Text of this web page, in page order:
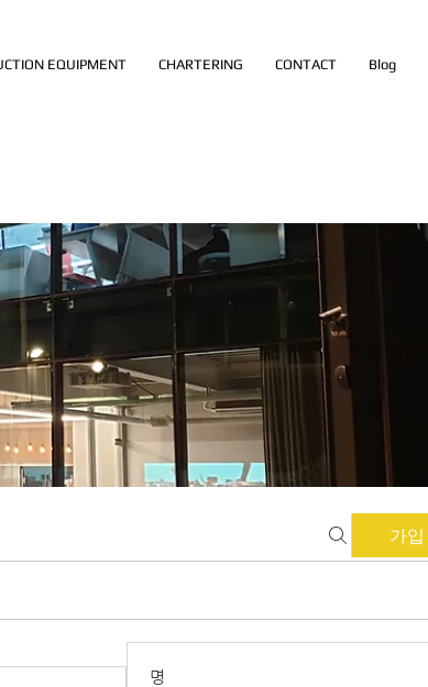
EQUIPMENT CHARTERING CONTACT Blog
가입
명